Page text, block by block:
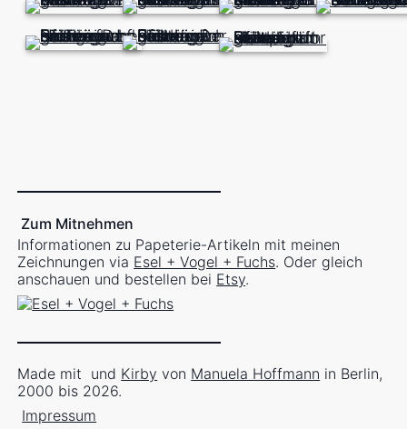
Zum Mitnehmen
Informationen zu Papeterie-Artikeln mit meinen
Zeichnungen via Esel + Vogel + Fuchs. Oder gleich
anschauen und bestellen bei Etsy.
Made mit und Kirby von Manuela Hoffmann in Berlin,
2000 bis 2026.
Impressum